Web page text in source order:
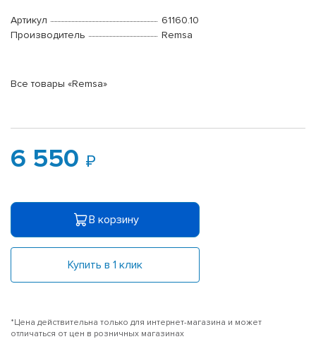
Артикул
61160.10
Производитель
Remsa
Все товары «Remsa»
6 550
В корзину
Купить в 1 клик
*Цена действительна только для интернет-магазина и может
отличаться от цен в розничных магазинах